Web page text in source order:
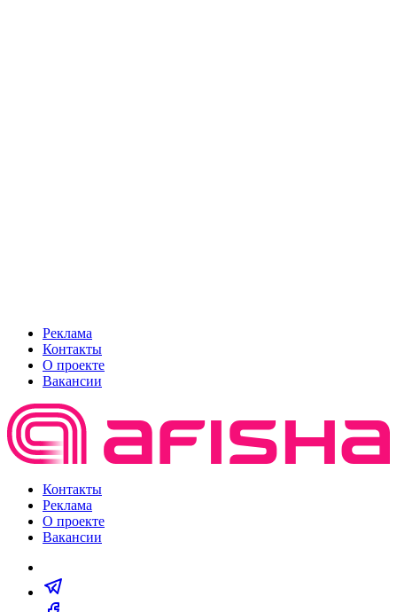
Реклама
Контакты
О проекте
Вакансии
Контакты
Реклама
О проекте
Вакансии